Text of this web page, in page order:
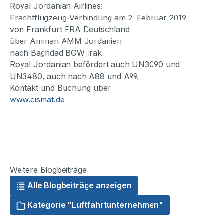
Royal Jordanian Airlines:
Frachtflugzeug-Verbindung am 2. Februar 2019
von Frankfurt FRA Deutschland
über Amman AMM Jordanien
nach Baghdad BGW Irak
Royal Jordanian befördert auch UN3090 und
UN3480, auch nach A88 und A99.
Kontakt und Buchung über
www.cismat.de
Weitere Blogbeiträge
Alle Blogbeiträge anzeigen
Kategorie "Luftfahrtunternehmen"